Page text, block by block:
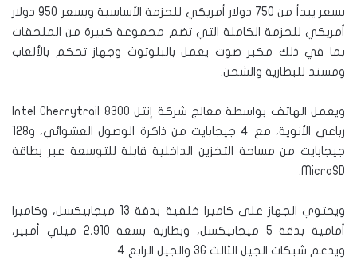
بسعر يبدأ من 750 دولار أمريكي للحزمة الأساسية وبسعر 950 دولار
أمريكي للحزمة الكاملة التي تضم مجموعة كبيرة من الملحقات
بما في ذلك مكبر صوت يعمل بالبلوتوث وجهاز تحكم بالألعاب
ومسند للبطارية والشحن.
ويعمل الهاتف بواسطة معالج شركة إنتل Intel Cherrytrail 8300
رباعي الأنوية، مع 4 جيجابايت من ذاكرة الوصول العشوائي، و128
جيجابايت من مساحة التخزين الداخلية قابلة للتوسعة عبر بطاقة
MicroSD.
ويحتوي الجهاز على كاميرا خلفية بدقة 13 ميجابيكسل، وكاميرا
أمامية بدقة 5 ميجابيكسل، وبطارية بسعة 2,910 ميلي أمبير،
ويدعم شبكات الجيل الثالث 3G والجيل الرابع 4.